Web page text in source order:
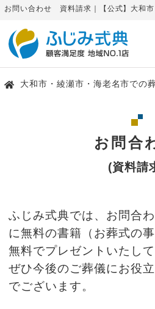
お問い合わせ 資料請求｜【公式】大和
大和市・綾瀬市・海老名市での
お問合
(資料請
ふじみ式典では、お問合
に無料の書籍（お葬式の
無料でプレゼントいたして
ぜひ今後のご葬儀にお役
でございます。